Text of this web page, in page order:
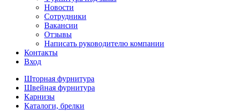
Новости
Сотрудники
Вакансии
Отзывы
Написать руководителю компании
Контакты
Вход
Шторная фурнитура
Швейная фурнитура
Карнизы
Каталоги, брелки